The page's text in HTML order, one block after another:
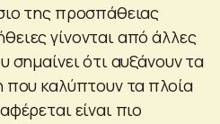
της προσπάθειας
γίνονται από άλλες
σημαίνει ότι αυξάνουν τα
που καλύπτουν τα πλοία
είναι πιο